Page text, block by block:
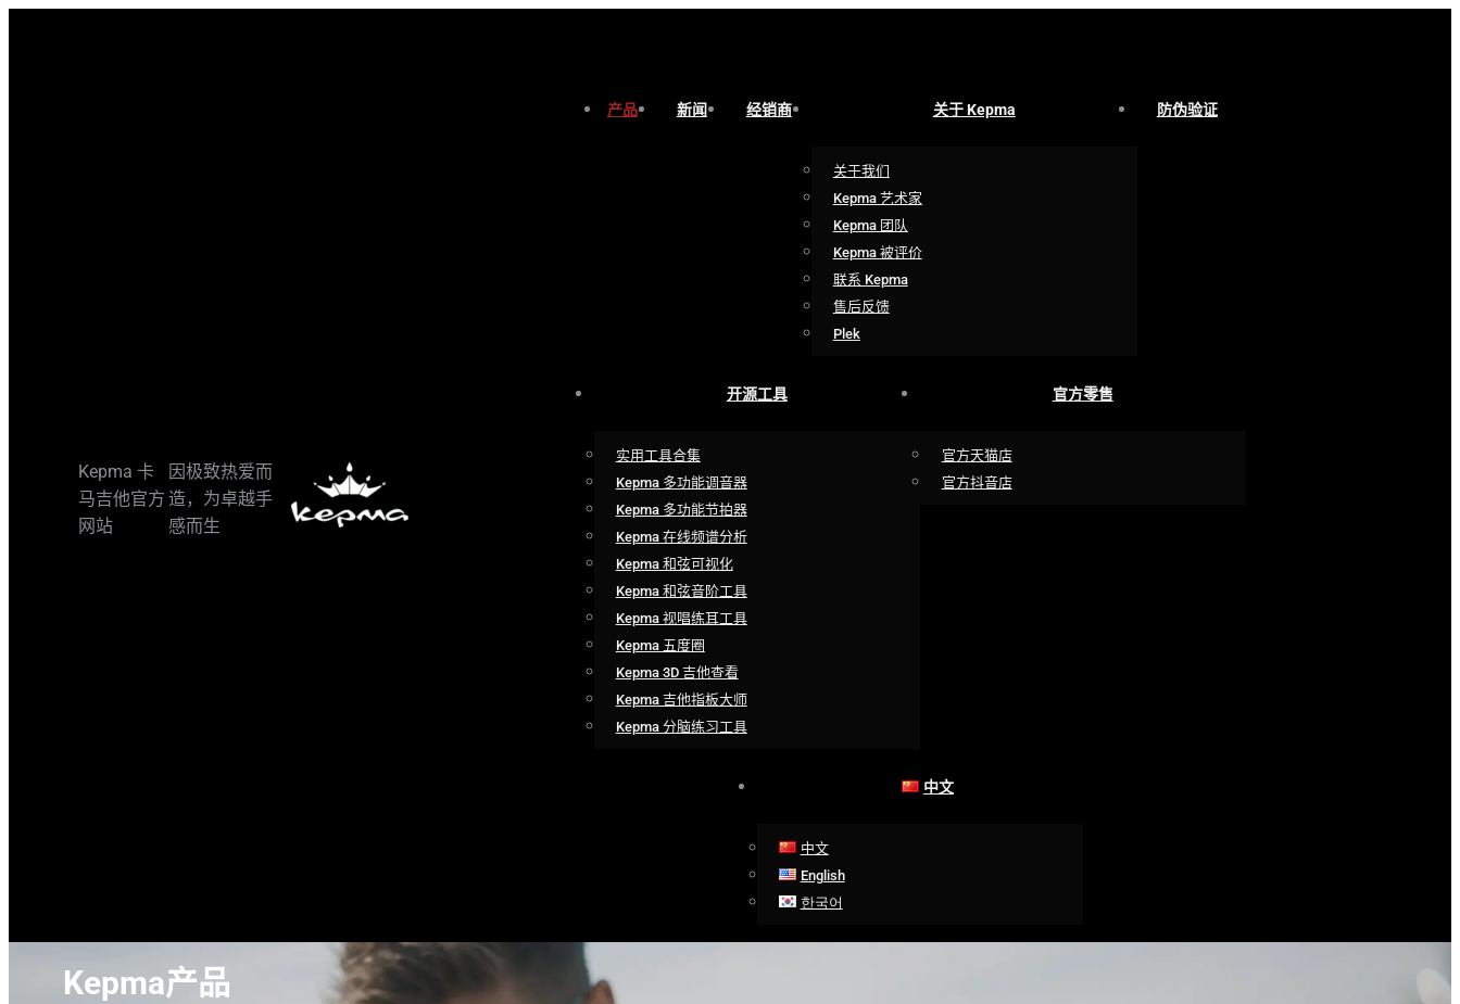
Kepma 卡
马吉他官方
网站
因极致热爱而
造，为卓越手
感而生
产品 新闻 经销商 关于 Kepma
关于我们
Kepma 艺术家
Kepma 团队
Kepma 被评价
联系 Kepma
售后反馈
Plek
防伪验证
开源工具
实用工具合集
Kepma 多功能调音器
Kepma 多功能节拍器
Kepma 在线频谱分析
Kepma 和弦可视化
Kepma 和弦音阶工具
Kepma 视唱练耳工具
Kepma 五度圈
Kepma 3D 吉他查看
Kepma 吉他指板大师
Kepma 分脑练习工具
官方零售
官方天猫店
官方抖音店
中文
中文
English
한국어
Kepma产品